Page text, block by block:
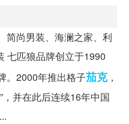
简尚男装、海澜之家、利
七匹狼品牌创立于1990
。2000年推出格子茄克，
，并在此后连续16年中国